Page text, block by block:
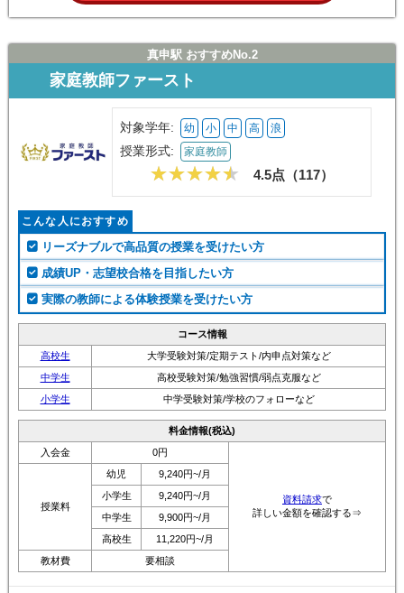
真申駅 おすすめNo.2
家庭教師ファースト
対象学年: 幼 小 中 高 浪
授業形式: 家庭教師
4.5点（117）
こんな人におすすめ
リーズナブルで高品質の授業を受けたい方
成績UP・志望校合格を目指したい方
実際の教師による体験授業を受けたい方
コース情報
高校生
大学受験対策/定期テスト/内申点対策など
中学生
高校受験対策/勉強習慣/弱点克服など
小学生
中学受験対策/学校のフォローなど
料金情報(税込)
入会金
0円
資料請求で
詳しい金額を確認する⇒
授業料
幼児
9,240円~/月
小学生
9,240円~/月
中学生
9,900円~/月
高校生
11,220円~/月
教材費
要相談